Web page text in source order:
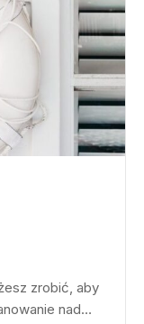
zrobić, aby
nad…